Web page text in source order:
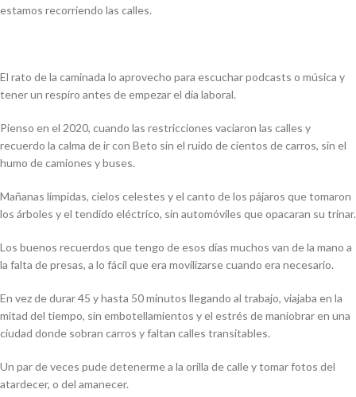
estamos recorriendo las calles.
El rato de la caminada lo aprovecho para escuchar podcasts o música y
tener un respiro antes de empezar el día laboral.
Pienso en el 2020, cuando las restricciones vaciaron las calles y
recuerdo la calma de ir con Beto sin el ruido de cientos de carros, sin el
humo de camiones y buses.
Mañanas límpidas, cielos celestes y el canto de los pájaros que tomaron
los árboles y el tendido eléctrico, sin automóviles que opacaran su trinar.
Los buenos recuerdos que tengo de esos días muchos van de la mano a
la falta de presas, a lo fácil que era movilizarse cuando era necesario.
En vez de durar 45 y hasta 50 minutos llegando al trabajo, viajaba en la
mitad del tiempo, sin embotellamientos y el estrés de maniobrar en una
ciudad donde sobran carros y faltan calles transitables.
Un par de veces pude detenerme a la orilla de calle y tomar fotos del
atardecer, o del amanecer.